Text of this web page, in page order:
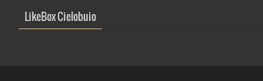
LikeBox Cielobuio